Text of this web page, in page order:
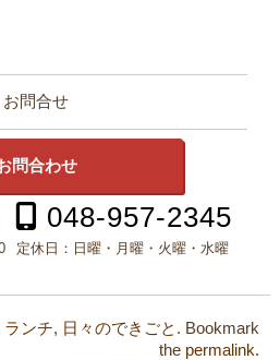
お問合せ
問合わせ
048-957-2345
定休日： 日曜・月曜・火曜・水曜
ランチ, 日々のできごと . Bookmark
the permalink.